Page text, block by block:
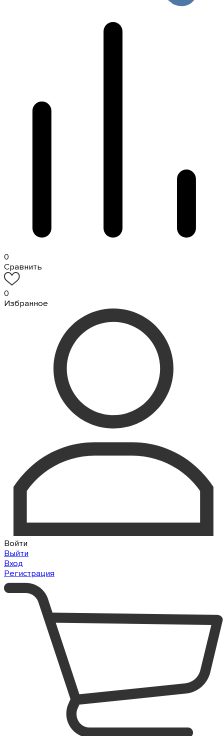
0
Сравнить
0
Избранное
Войти
Выйти
Вход
Регистрация